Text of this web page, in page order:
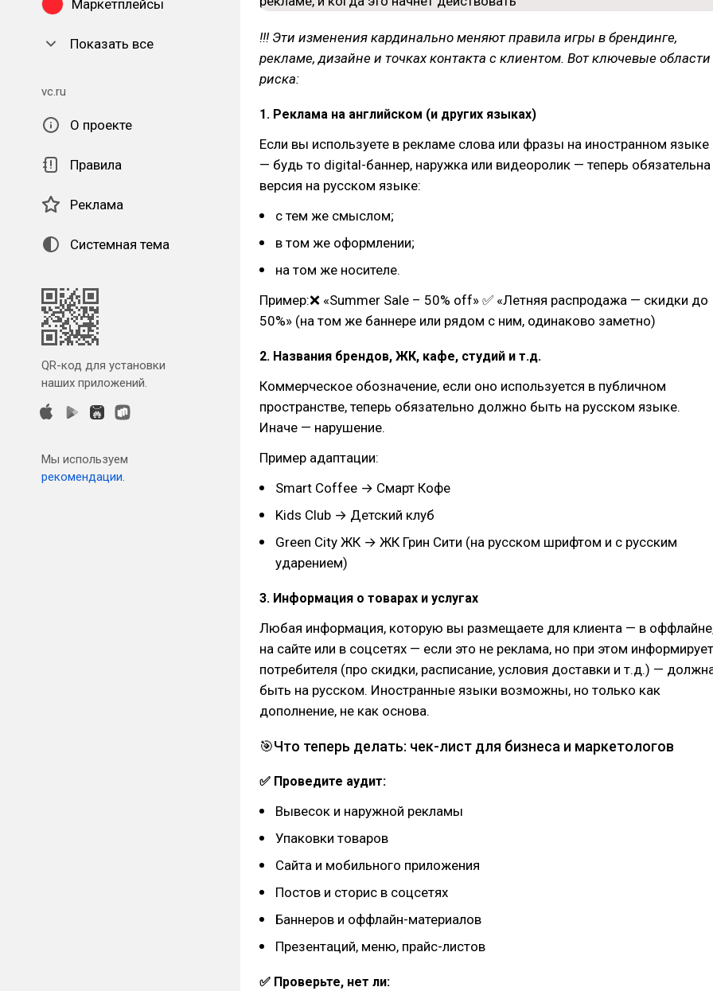
Маркетплейсы
Показать все
vc.ru
О проекте
Правила
Реклама
Системная тема
QR-код для установки
наших приложений.
Мы используем
рекомендации.
!!! Эти изменения кардинально меняют правила игры в брендинге,
рекламе, дизайне и точках контакта с клиентом. Вот ключевые области
риска:
1. Реклама на английском (и других языках)
Если вы используете в рекламе слова или фразы на иностранном языке
— будь то digital-баннер, наружка или видеоролик — теперь обязательна
версия на русском языке:
с тем же смыслом;
в том же оформлении;
на том же носителе.
Пример:❌ «Summer Sale – 50% off» ✅ «Летняя распродажа — скидки до
50%» (на том же баннере или рядом с ним, одинаково заметно)
2. Названия брендов, ЖК, кафе, студий и т.д.
Коммерческое обозначение, если оно используется в публичном
пространстве, теперь обязательно должно быть на русском языке.
Иначе — нарушение.
Пример адаптации:
Smart Coffee → Смарт Кофе
Kids Club → Детский клуб
Green City ЖК → ЖК Грин Сити (на русском шрифтом и с русским
ударением)
3. Информация о товарах и услугах
Любая информация, которую вы размещаете для клиента — в
на сайте или в соцсетях — если это не реклама, но при этом информирует
потребителя (про скидки, расписание, условия доставки и т.д.) —
быть на русском. Иностранные языки возможны, но только как
дополнение, не как основа.
🎯Что теперь делать: чек-лист для бизнеса и маркетологов
✅ Проведите аудит:
Вывесок и наружной рекламы
Упаковки товаров
Сайта и мобильного приложения
Постов и сторис в соцсетях
Баннеров и оффлайн-материалов
Презентаций, меню, прайс-листов
✅ Проверьте, нет ли: